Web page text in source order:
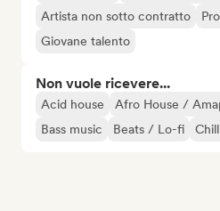
Artista non sotto contratto
Giovane talento
Non vuole ricevere...
Acid house Afro House /
Bass music
Beats / Lo-fi